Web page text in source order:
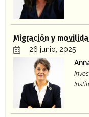
Migración y
26 junio, 2025